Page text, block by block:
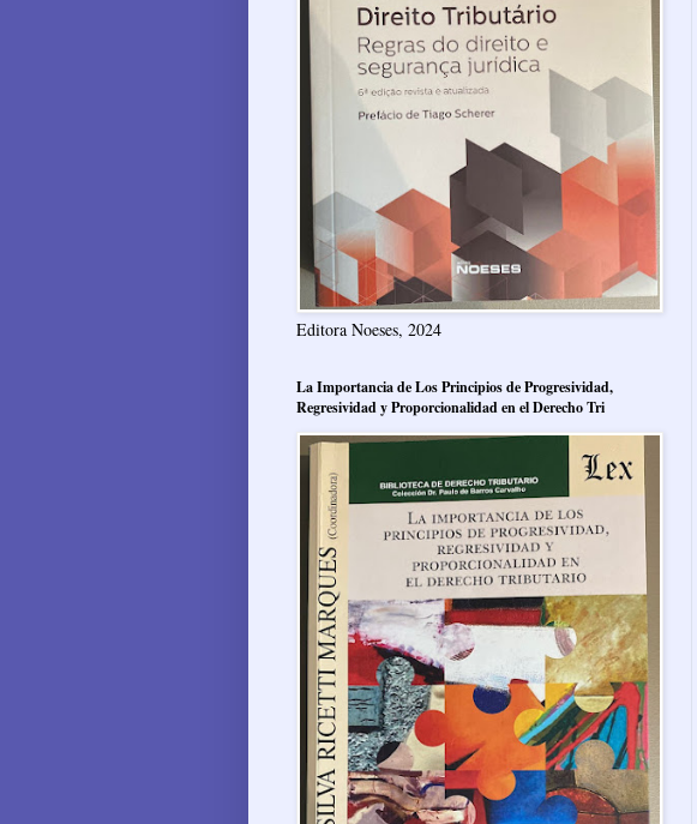
Editora Noeses, 2024
La Importancia de Los Principios de Progresividad,
Regresividad y Proporcionalidad en el Derecho Tri